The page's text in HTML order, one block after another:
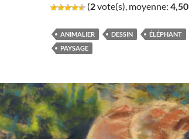
(2vote(s), moyenne: 4,50
ANIMALIER DESSIN ÉLÉPHANT
PAYSAGE